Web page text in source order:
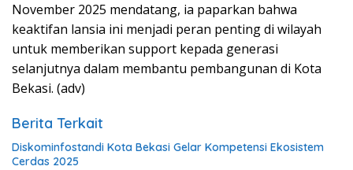
November 2025 mendatang, ia paparkan bahwa
keaktifan lansia ini menjadi peran penting di wilayah
untuk memberikan support kepada generasi
selanjutnya dalam membantu pembangunan di Kota
Bekasi. (adv)
Berita Terkait
Diskominfostandi Kota Bekasi Gelar Kompetensi Ekosistem
Cerdas 2025